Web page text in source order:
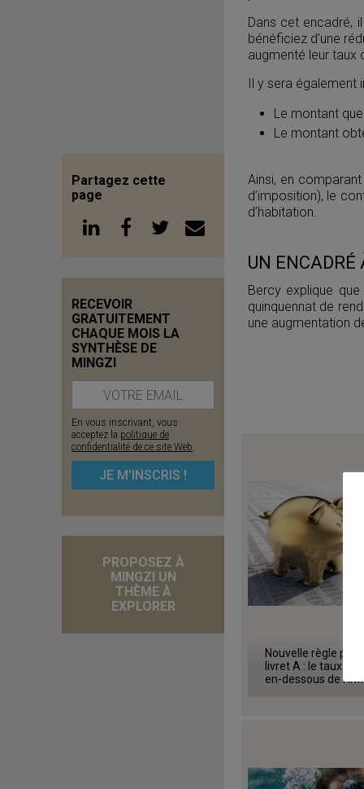
Dans cet encadré,
bénéficiez d’une
augmenté leur taux
Il y sera également
Le montant
Le montant
Ainsi, en
d’imposition), le
d’habitation.
UN ENCADRÉ
Bercy explique
quinquennat de
une augmentation
Nouvelle règle
livret A : le taux
en-dessous de
Partagez cette
page
RECEVOIR
GRATUITEMENT
CHAQUE MOIS LA
SYNTHÈSE DE
MINGZI
En vous inscrivant, vous
acceptez la politique de
confidentialité de ce site Web.
PROPOSEZ À
MINGZI UN
THÈME À
EXPLORER